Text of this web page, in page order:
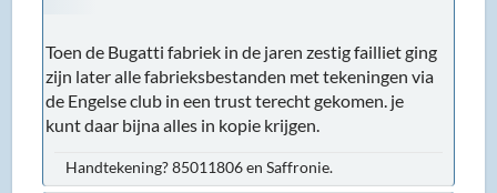
Toen de Bugatti fabriek in de jaren zestig failliet ging
zijn later alle fabrieksbestanden met tekeningen via
de Engelse club in een trust terecht gekomen. je
kunt daar bijna alles in kopie krijgen.
Handtekening? 85011806 en Saffronie.